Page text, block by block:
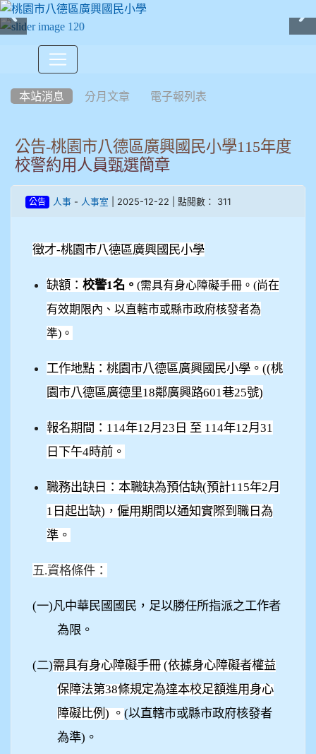
本站消息 分月文章 電子報列表
公告-桃園市八德區廣興國民小學115年度
校警約用人員甄選簡章
公告 人事- 人事室 | 2025-12-22 | 點閱數： 311
徵才-桃園市八德區廣興國民小學
缺額： 校警1名。 (需具有身心障礙手冊。(尚在
有效期限內、以直轄市或縣市政府核發者為
準)。
工作地點：桃園市八德區廣興國民小學。((桃
園市八德區廣德里18鄰廣興路601巷25號)
報名期間：114年12月23日 至 114年12月31
日下午4時前。
職務出缺日：本職缺為預估缺(預計115年2月
1日起出缺)，僱用期間以通知實際到職日為
準。
五.資格條件：
(一)凡中華民國國民，足以勝任所指派之工作者
為限。
(二)需具有身心障礙手冊 (依據身心障礙者權益
保障法第38條規定為達本校足額進用身心
障礙比例) 。 (以直轄市或縣市政府核發者
為準)。